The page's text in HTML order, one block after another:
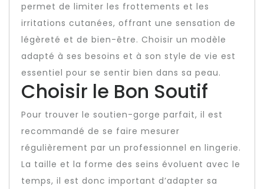
permet de limiter les frottements et les
irritations cutanées, offrant une sensation de
légèreté et de bien-être. Choisir un modèle
adapté à ses besoins et à son style de vie est
essentiel pour se sentir bien dans sa peau.
Choisir le Bon Soutif
Pour trouver le soutien-gorge parfait, il est
recommandé de se faire mesurer
régulièrement par un professionnel en lingerie.
La taille et la forme des seins évoluent avec le
temps, il est donc important d’adapter sa